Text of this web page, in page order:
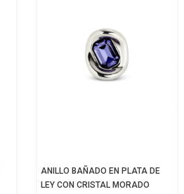
ANILLO BAÑADO EN PLATA DE
LEY CON CRISTAL MORADO